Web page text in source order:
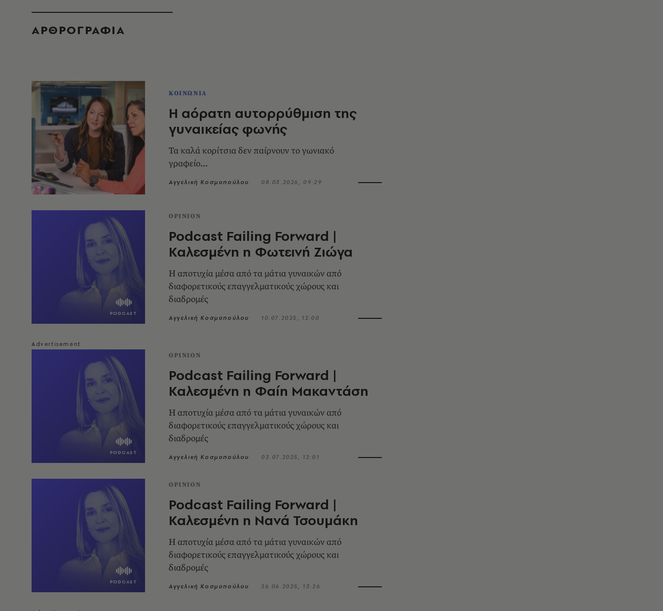
ΑΡΘΡΟΓΡΑΦΙΑ
ΚΟΙΝΩΝΙΑ
Η αόρατη αυτορρύθμιση της
γυναικείας φωνής
Τα καλά κορίτσια δεν παίρνουν το γωνιακό
γραφείο...
Αγγελική Κοσμοπούλου 08.03.2026, 09:29
OPINION
Podcast Failing Forward |
Καλεσμένη η Φωτεινή Ζιώγα
Η αποτυχία μέσα από τα μάτια γυναικών από
διαφορετικούς επαγγελματικούς χώρους και
διαδρομές
Αγγελική Κοσμοπούλου 10.07.2025, 12:00
OPINION
Podcast Failing Forward |
Καλεσμένη η Φαίη Μακαντάση
Η αποτυχία μέσα από τα μάτια γυναικών από
διαφορετικούς επαγγελματικούς χώρους και
διαδρομές
Αγγελική Κοσμοπούλου 03.07.2025, 12:01
OPINION
Podcast Failing Forward |
Καλεσμένη η Νανά Τσουμάκη
Η αποτυχία μέσα από τα μάτια γυναικών από
διαφορετικούς επαγγελματικούς χώρους και
διαδρομές
Αγγελική Κοσμοπούλου 26.06.2025, 13:26